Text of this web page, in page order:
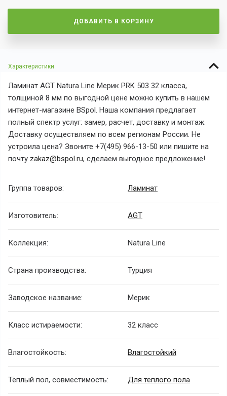
ДОБАВИТЬ В КОРЗИНУ
Характеристики
Ламинат AGT Natura Line Мерик PRK 503 32 класса,
толщиной 8 мм по выгодной цене можно купить в нашем
интернет-магазине BSpol. Наша компания предлагает
полный спектр услуг: замер, расчет, доставку и монтаж.
Доставку осуществляем по всем регионам России. Не
устроила цена? Звоните +7(495) 966-13-50 или пишите на
почту zakaz@bspol.ru, сделаем выгодное предложение!
Группа товаров: Ламинат
Изготовитель: AGT
Коллекция: Natura Line
Страна производства: Турция
Заводское название: Мерик
Класс истираемости: 32 класс
Влагостойкость: Влагостойкий
Тёплый пол, совместимость: Для теплого пола